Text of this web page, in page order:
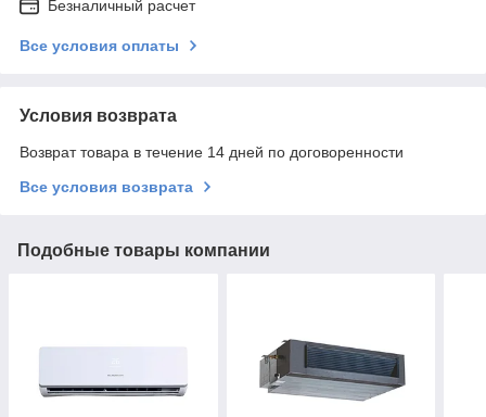
Безналичный расчет
Все условия оплаты
Условия возврата
Возврат товара в течение 14 дней по договоренности
Все условия возврата
Подобные товары компании